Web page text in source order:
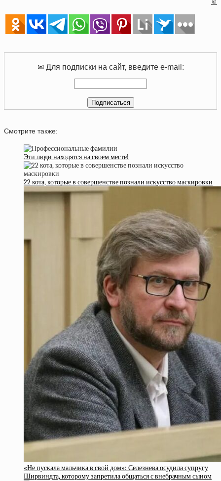
©
✉ Для подписки на сайт, введите e-mail:
Смотрите также:
Эти люди находятся на своем месте!
22 кота, которые в совершенстве познали искусство маскировки
«Не пускала мальчика в свой дом»: Селезнева осудила супругу
Ширвиндта, которому запретила общаться с внебрачным сыном